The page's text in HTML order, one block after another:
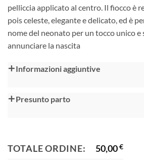
pelliccia applicato al centro. Il fiocco è
pois celeste, elegante e delicato, ed è
nome del neonato per un tocco unico e
annunciare la nascita
Informazioni aggiuntive
Presunto parto
TOTALE ORDINE: 50,00€
Alternative: